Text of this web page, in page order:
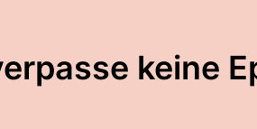
keine